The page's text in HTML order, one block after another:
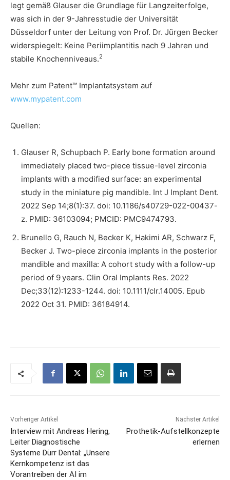
legt gemäß Glauser die Grundlage für Langzeiterfolge,
was sich in der 9-Jahresstudie der Universität
Düsseldorf unter der Leitung von Prof. Dr. Jürgen Becker
widerspiegelt: Keine Periimplantitis nach 9 Jahren und
stabile Knochenniveaus.2
Mehr zum Patent™ Implantatsystem auf
www.mypatent.com
Quellen:
Glauser R, Schupbach P. Early bone formation around
immediately placed two-piece tissue-level zirconia
implants with a modified surface: an experimental
study in the miniature pig mandible. Int J Implant Dent.
2022 Sep 14;8(1):37. doi: 10.1186/s40729-022-00437-
z. PMID: 36103094; PMCID: PMC9474793.
Brunello G, Rauch N, Becker K, Hakimi AR, Schwarz F,
Becker J. Two-piece zirconia implants in the posterior
mandible and maxilla: A cohort study with a follow-up
period of 9 years. Clin Oral Implants Res. 2022
Dec;33(12):1233-1244. doi: 10.1111/clr.14005. Epub
2022 Oct 31. PMID: 36184914.
Vorheriger Artikel
Interview mit Andreas Hering,
Leiter Diagnostische
Systeme Dürr Dental: „Unsere
Kernkompetenz ist das
Vorantreiben der AI im
Nächster Artikel
Prothetik-Aufstellkonzepte
erlernen